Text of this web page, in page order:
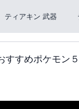
ティアキン 武器
すめポケモン